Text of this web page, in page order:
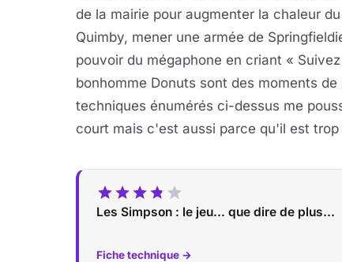
de la mairie pour augmenter la chaleur
Quimby, mener une armée de
pouvoir du mégaphone en criant «
bonhomme Donuts sont des moments
techniques énumérés ci-dessus me
court mais c'est aussi parce qu'il est trop
Les Simpson : le jeu... que dire de plus...
Fiche technique →